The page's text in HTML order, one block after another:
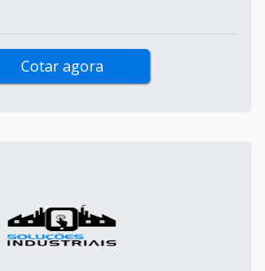
Cotar agora